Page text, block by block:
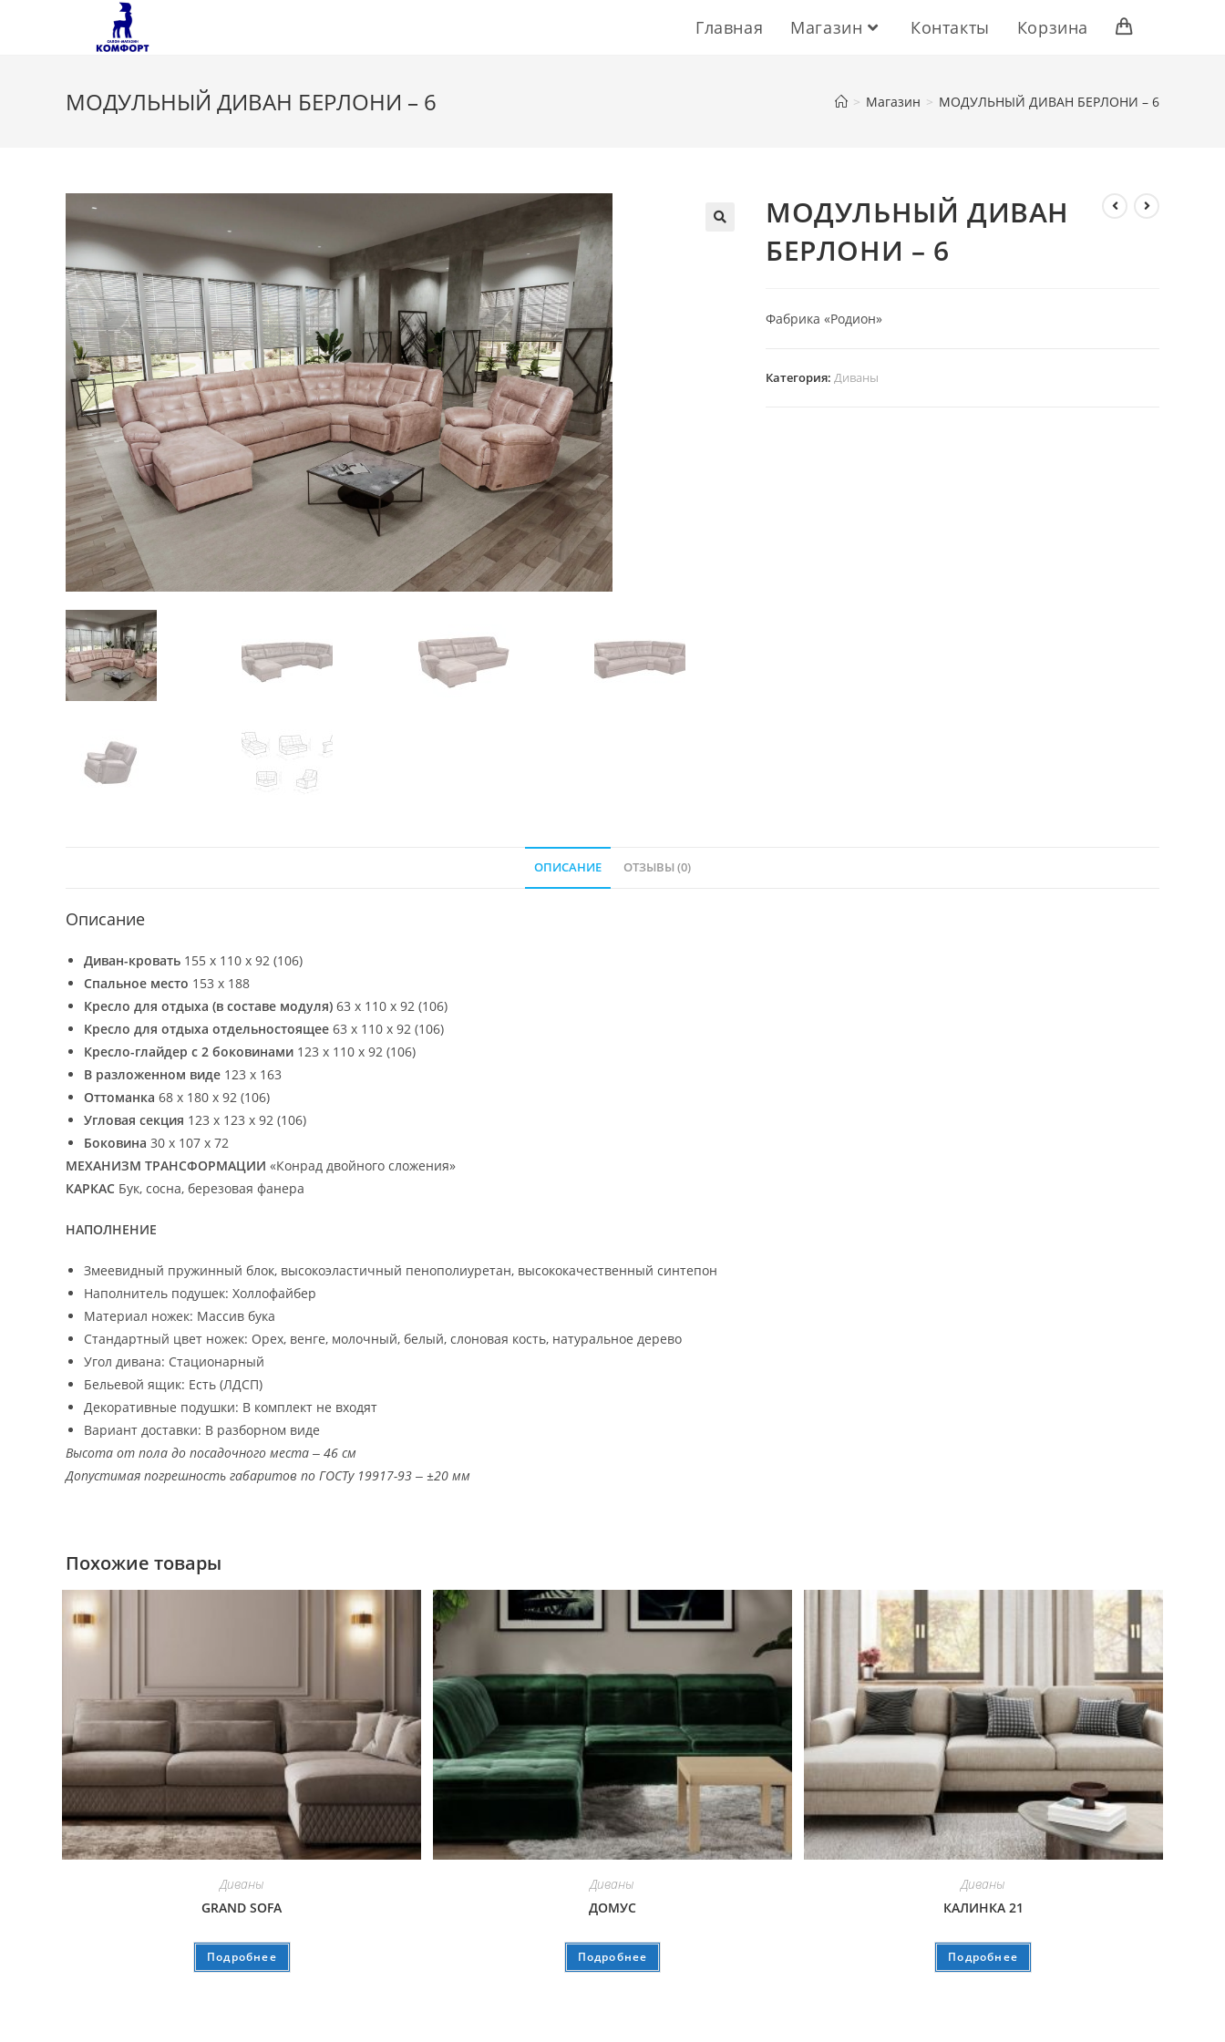
Главная Магазин Контакты Корзина
МОДУЛЬНЫЙ ДИВАН БЕРЛОНИ – 6 > Магазин > МОДУЛЬНЫЙ ДИВАН БЕРЛОНИ – 6
МОДУЛЬНЫЙ ДИВАН
БЕРЛОНИ – 6
Фабрика «Родион»
Категория: Диваны
ОПИСАНИЕ ОТЗЫВЫ (0)
Описание
Диван-кровать 155 х 110 х 92 (106)
Спальное место 153 х 188
Кресло для отдыха (в составе модуля) 63 х 110 х 92 (106)
Кресло для отдыха отдельностоящее 63 х 110 х 92 (106)
Кресло-глайдер с 2 боковинами 123 х 110 х 92 (106)
В разложенном виде 123 х 163
Оттоманка 68 х 180 х 92 (106)
Угловая секция 123 х 123 х 92 (106)
Боковина 30 х 107 х 72
МЕХАНИЗМ ТРАНСФОРМАЦИИ «Конрад двойного сложения»
КАРКАС Бук, сосна, березовая фанера
НАПОЛНЕНИЕ
Змеевидный пружинный блок, высокоэластичный пенополиуретан, высококачественный синтепон
Наполнитель подушек: Холлофайбер
Материал ножек: Массив бука
Стандартный цвет ножек: Орех, венге, молочный, белый, слоновая кость, натуральное дерево
Угол дивана: Стационарный
Бельевой ящик: Есть (ЛДСП)
Декоративные подушки: В комплект не входят
Вариант доставки: В разборном виде
Высота от пола до посадочного места ‒ 46 см
Допустимая погрешность габаритов по ГОСТу 19917-93 ‒ ±20 мм
Похожие товары
Диваны
GRAND SOFA
Подробнее
Диваны
ДОМУС
Подробнее
Диваны
КАЛИНКА 21
Подробнее